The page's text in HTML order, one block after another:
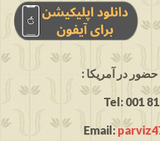
حضور در آمریکا
Tel: 001
Email: